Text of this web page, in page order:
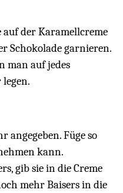
auf der Karamellcreme
Schokolade garnieren.
man auf jedes
angegeben. Füge so
kann.
gib sie in die Creme
mehr Baisers in die